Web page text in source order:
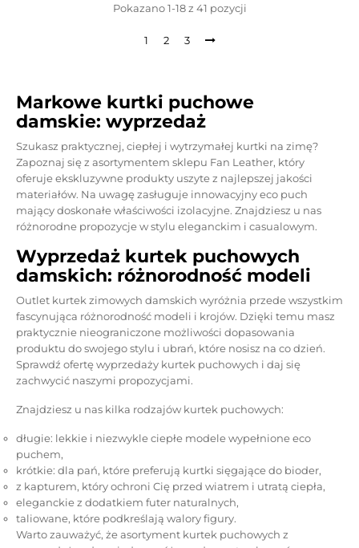
Pokazano 1-18 z 41 pozycji
1 2 3
Markowe kurtki puchowe
damskie: wyprzedaż
Szukasz praktycznej, ciepłej i wytrzymałej kurtki na zimę?
Zapoznaj się z asortymentem sklepu Fan Leather, który
oferuje ekskluzywne produkty uszyte z najlepszej jakości
materiałów. Na uwagę zasługuje innowacyjny eco puch
mający doskonałe właściwości izolacyjne. Znajdziesz u nas
różnorodne propozycje w stylu eleganckim i casualowym.
Wyprzedaż kurtek puchowych
damskich: różnorodność modeli
Outlet kurtek zimowych damskich wyróżnia przede wszystkim
fascynująca różnorodność modeli i krojów. Dzięki temu masz
praktycznie nieograniczone możliwości dopasowania
produktu do swojego stylu i ubrań, które nosisz na co dzień.
Sprawdź ofertę wyprzedaży kurtek puchowych i daj się
zachwycić naszymi propozycjami.
Znajdziesz u nas kilka rodzajów kurtek puchowych:
długie: lekkie i niezwykle ciepłe modele wypełnione eco
puchem,
krótkie: dla pań, które preferują kurtki sięgające do bioder,
z kapturem, który ochroni Cię przed wiatrem i utratą ciepła,
eleganckie z dodatkiem futer naturalnych,
taliowane, które podkreślają walory figury.
Warto zauważyć, że asortyment kurtek puchowych z